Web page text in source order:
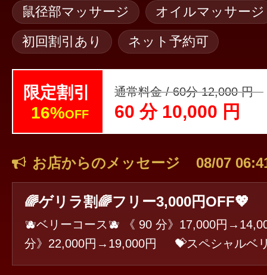
鼠径部マッサージ
オイルマッサージ
初回割引あり
ネット予約可
限定割引
16%OFF
通常料金 / 60分 12,000 円
60 分 10,000 円
お店からのメッセージ 08/07
🌈ゲリラ割🌈フリー3,000円OFF💖
🫐ベリーコース🫐 《 90 分》17,000円
分》22,000円→19,000円 💝スペシャルベリーコース💝
《100分》21,000円→18,000円 《130分》